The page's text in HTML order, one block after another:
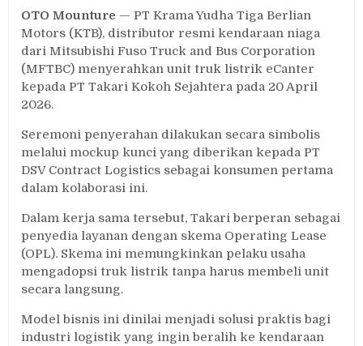
OTO Mounture — PT Krama Yudha Tiga Berlian
Motors (KTB), distributor resmi kendaraan niaga
dari Mitsubishi Fuso Truck and Bus Corporation
(MFTBC) menyerahkan unit truk listrik eCanter
kepada PT Takari Kokoh Sejahtera pada 20 April
2026.
Seremoni penyerahan dilakukan secara simbolis
melalui mockup kunci yang diberikan kepada PT
DSV Contract Logistics sebagai konsumen pertama
dalam kolaborasi ini.
Dalam kerja sama tersebut, Takari berperan sebagai
penyedia layanan dengan skema Operating Lease
(OPL). Skema ini memungkinkan pelaku usaha
mengadopsi truk listrik tanpa harus membeli unit
secara langsung.
Model bisnis ini dinilai menjadi solusi praktis bagi
industri logistik yang ingin beralih ke kendaraan